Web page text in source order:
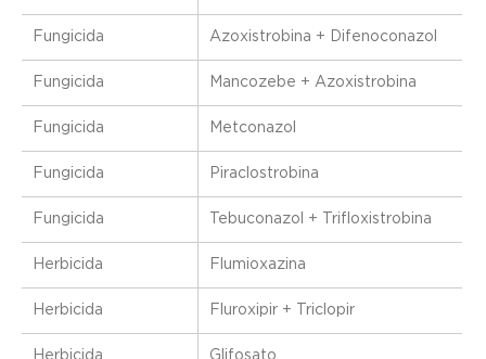
Fungicida Azoxistrobina + Difenoconazol
Fungicida Mancozebe + Azoxistrobina
Fungicida Metconazol
Fungicida Piraclostrobina
Fungicida Tebuconazol + Trifloxistrobina
Herbicida Flumioxazina
Herbicida Fluroxipir + Triclopir
Herbicida Glifosato